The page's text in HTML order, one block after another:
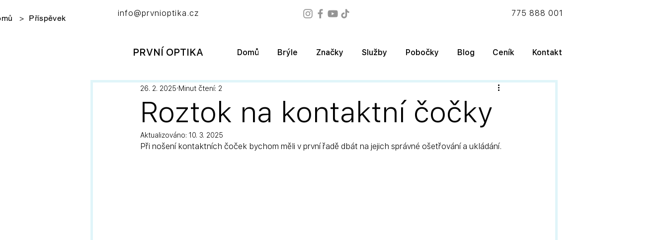
> Příspěvek info@prvnioptika.cz 775 888 001
PRVNÍ OPTIKA Domů Brýle Značky Služby Pobočky Blog Ceník Kontakt
Roztok na kontaktní čočky
26. 2. 2025 Minut čtení: 2
Aktualizováno: 10. 3. 2025
Při nošení kontaktních čoček bychom měli v první řadě dbát na jejich správné ošetřování a ukládání.